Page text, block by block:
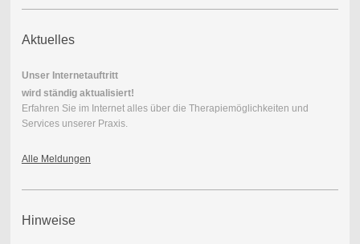
Aktuelles
Unser Internetauftritt
wird ständig aktualisiert!
Erfahren Sie im Internet alles über die Therapiemöglichkeiten und
Services unserer Praxis.
Alle Meldungen
Hinweise